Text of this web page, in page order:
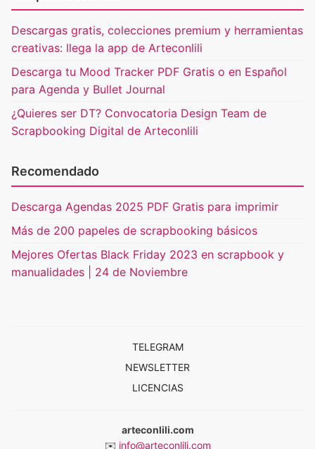
Descargas gratis, colecciones premium y herramientas
creativas: llega la app de Arteconlili
Descarga tu Mood Tracker PDF Gratis o en Español
para Agenda y Bullet Journal
¿Quieres ser DT? Convocatoria Design Team de
Scrapbooking Digital de Arteconlili
Recomendado
Descarga Agendas 2025 PDF Gratis para imprimir
Más de 200 papeles de scrapbooking básicos
Mejores Ofertas Black Friday 2023 en scrapbook y
manualidades | 24 de Noviembre
TELEGRAM
NEWSLETTER
LICENCIAS
arteconlili.com
✉️ info@arteconlili.com